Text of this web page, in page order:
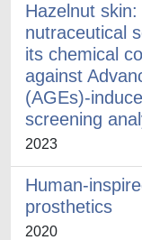
Hazelnut
nutraceutical
its chemical
against
(AGEs)-
screening
2023
Human-
prosthetics
2020